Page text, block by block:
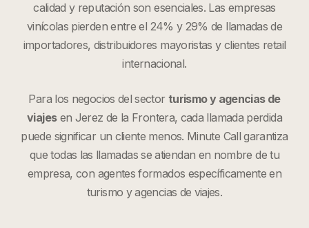
calidad y reputación son esenciales. Las empresas
vinícolas pierden entre el 24% y 29% de llamadas de
importadores, distribuidores mayoristas y clientes retail
internacional.
Para los negocios del sector turismo y agencias de
viajesen Jerez de la Frontera, cada llamada perdida
puede significar un cliente menos. Minute Call garantiza
que todas las llamadas se atiendan en nombre de tu
empresa, con agentes formados específicamente en
turismo y agencias de viajes.